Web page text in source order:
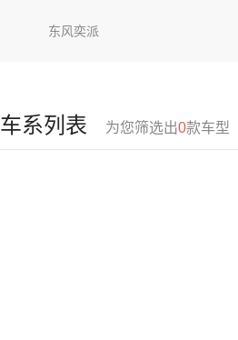
东风奕派
车系列表 为您筛选出0款车型